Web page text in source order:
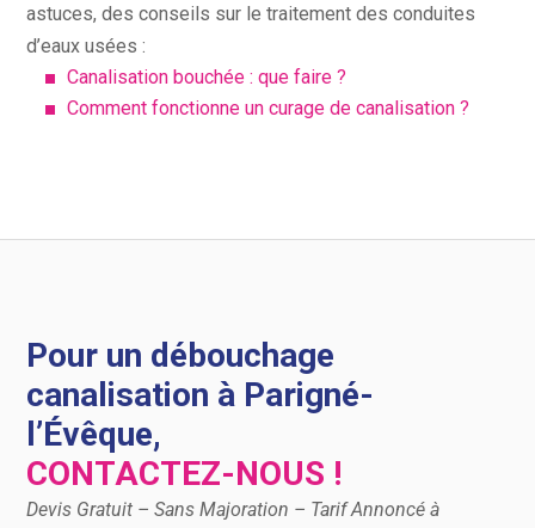
astuces, des conseils sur le traitement des conduites
d’eaux usées :
Canalisation bouchée : que faire ?
Comment fonctionne un curage de canalisation ?
Pour un débouchage
canalisation à Parigné-
l’Évêque,
CONTACTEZ-NOUS !
Devis Gratuit – Sans Majoration – Tarif Annoncé à